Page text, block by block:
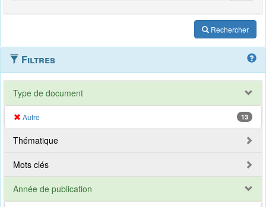
Rechercher
Filtres
Type de document
Autre 13
Thématique
Mots clés
Année de publication